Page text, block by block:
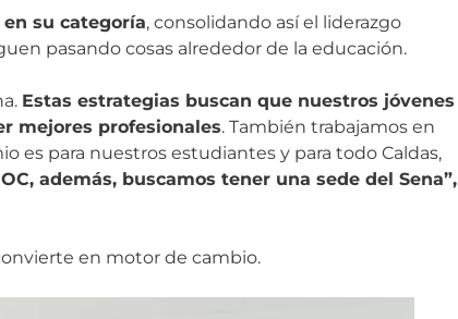
su categoría, consolidando así el liderazgo
pasando cosas alrededor de la educación.
Estas estrategias buscan que nuestros jóvenes
mejores profesionales. También trabajamos en
es para nuestros estudiantes y para todo Caldas,
además, buscamos tener una sede del Sena”,
en motor de cambio.